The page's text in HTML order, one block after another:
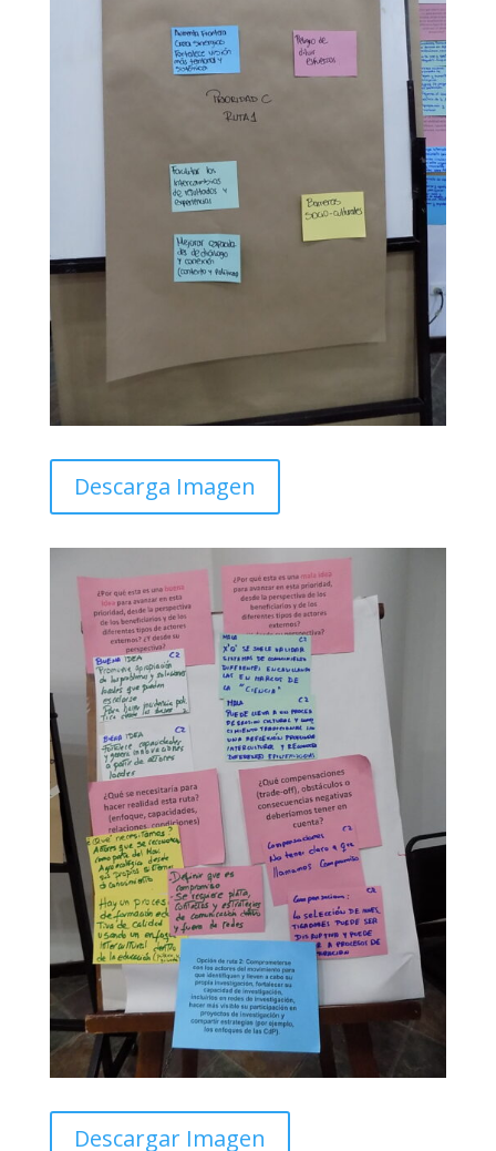
Descarga Imagen
Descargar Imagen